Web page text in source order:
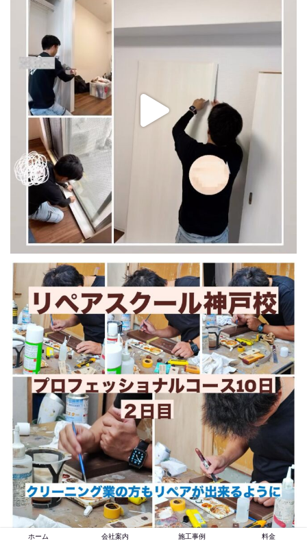
ホーム 会社案内 施工事例 料金